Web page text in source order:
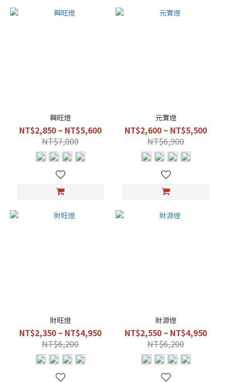
興旺燈
NT$2,850 ~ NT$5,600
NT$7,000
元寶燈
NT$2,600 ~ NT$5,500
NT$6,900
財旺燈
NT$2,350 ~ NT$4,950
NT$6,200
財源燈
NT$2,550 ~ NT$4,950
NT$6,200